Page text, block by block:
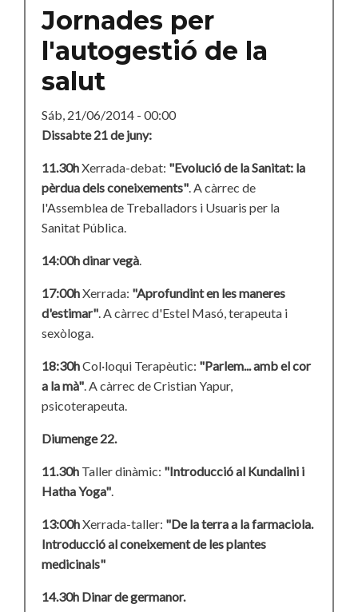
Jornades per
l'autogestió de la
salut
Sáb, 21/06/2014 - 00:00
Dissabte 21 de juny:
11.30hXerrada-debat: "Evolució de la Sanitat: la
pèrdua dels coneixements". A càrrec de
l'Assemblea de Treballadors i Usuaris per la
Sanitat Pública.
14:00h dinar vegà.
17:00hXerrada: "Aprofundint en les maneres
d'estimar". A càrrec d'Estel Masó, terapeuta i
sexòloga.
18:30hCol·loqui Terapèutic: "Parlem... amb el cor
a la mà". A càrrec de Cristian Yapur,
psicoterapeuta.
Diumenge 22.
11.30h Taller dinàmic: "Introducció al Kundalini i
Hatha Yoga".
13:00hXerrada-taller: "De la terra a la farmaciola.
Introducció al coneixement de les plantes
medicinals"
14.30h Dinar de germanor.